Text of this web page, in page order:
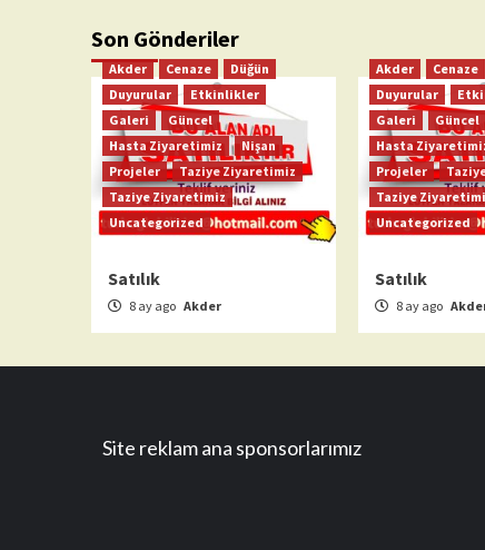
Son Gönderiler
Akder Cenaze
Düğün
Duyurular
Etkinlikler
Galeri
Güncel
Hasta Ziyaretimiz
Nişan
Projeler
Taziye Ziyaretimiz
Taziye Ziyaretimiz
Uncategorized
Satılık
8 ay ago Akder
Akder Cenaze
Duyurular
Galeri
Güncel
Hasta
Projeler
Taziye
Uncategorized
Satılık
8 ay ago
Site reklam ana sponsorlarımız